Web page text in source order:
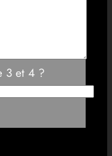
3 et 4 ?